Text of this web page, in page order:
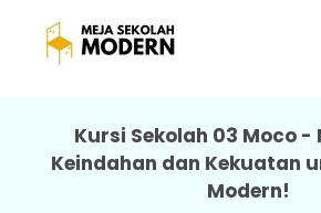
Meja Sekolah Sma
Kursi Sekolah 03 Moco -
Keindahan dan Kekuatan
Modern!